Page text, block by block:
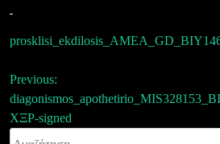
Πλοήγηση
άρθρων
Previous:
ΧΞΡ-signed
Αναζήτηση